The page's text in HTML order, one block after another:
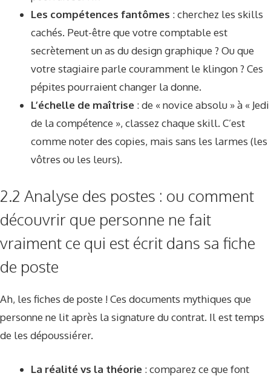
Les compétences fantômes : cherchez les skills
cachés. Peut-être que votre comptable est
secrètement un as du design graphique ? Ou que
votre stagiaire parle couramment le klingon ? Ces
pépites pourraient changer la donne.
L’échelle de maîtrise : de « novice absolu » à « Jedi
de la compétence », classez chaque skill. C’est
comme noter des copies, mais sans les larmes (les
vôtres ou les leurs).
2.2 Analyse des postes : ou comment
découvrir que personne ne fait
vraiment ce qui est écrit dans sa fiche
de poste
Ah, les fiches de poste ! Ces documents mythiques que
personne ne lit après la signature du contrat. Il est temps
de les dépoussiérer.
La réalité vs la théorie : comparez ce que font